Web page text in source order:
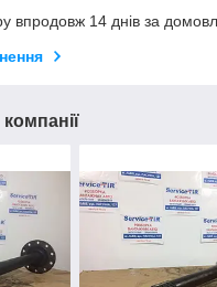
впродовж 14 днів за